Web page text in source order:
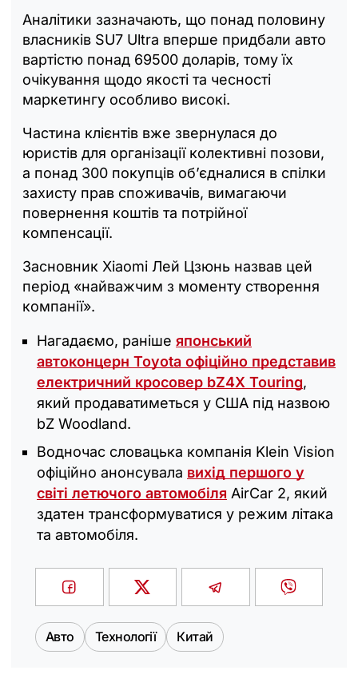
Аналітики зазначають, що понад половину
власників SU7 Ultra вперше придбали авто
вартістю понад 69500 доларів, тому їх
очікування щодо якості та чесності
маркетингу особливо високі.
Частина клієнтів вже звернулася до
юристів для організації колективні позови,
а понад 300 покупців об’єдналися в спілки
захисту прав споживачів, вимагаючи
повернення коштів та потрійної
компенсації.
Засновник Xiaomi Лей Цзюнь назвав цей
період «найважчим з моменту створення
компанії».
Нагадаємо, раніше японський
автоконцерн Toyota офіційно представив
електричний кросовер bZ4X Touring,
який продаватиметься у США під назвою
bZ Woodland.
Водночас словацька компанія Klein Vision
офіційно анонсувала вихід першого у
світі летючого автомобіля AirCar 2, який
здатен трансформуватися у режим літака
та автомобіля.
Авто Технології Китай